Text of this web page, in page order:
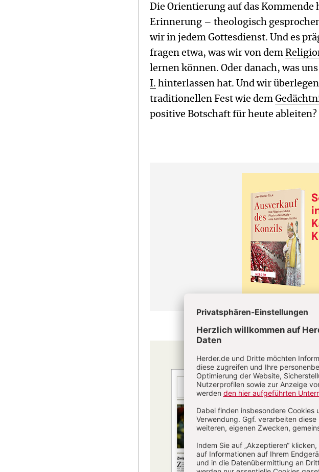
Die Orientierung auf das
Erinnerung – theologisch
wir in jedem Gottesdienst. Und es
fragen etwa, was wir von dem
lernen können. Oder danach, was
I. hinterlassen hat. Und wir
traditionellen Fest wie dem
positive Botschaft für heute ableiten?
für